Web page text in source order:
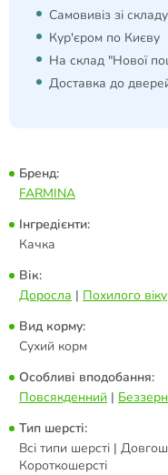
Самовивіз зі
Кур'єром по Києву
На склад "Нової
Доставка до
Бренд:
FARMINA
Інгредієнти:
Качка
Вік:
Доросла | Похилого віку
Вид корму:
Сухий корм
Особливі вподобання:
Повсякденний |
Тип шерсті:
Всі типи шерсті |
Короткошерсті